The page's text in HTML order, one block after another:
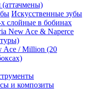
(аттачмены)
Искусственные зубы
слойные в бобинах
New Ace & Naperce
Ace / Million (20